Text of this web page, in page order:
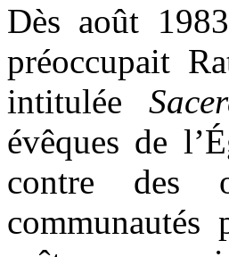
Dès août
préoccupait
intitulée
évêques de
contre des
communautés